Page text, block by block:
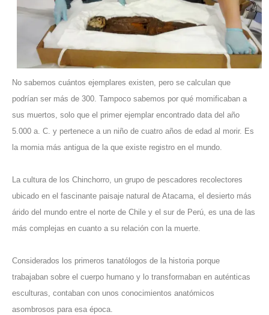
No sabemos cuántos ejemplares existen, pero se calculan que
podrían ser más de 300. Tampoco sabemos por qué momificaban a
sus muertos, solo que el primer ejemplar encontrado data del año
5.000 a. C. y pertenece a un niño de cuatro años de edad al morir. Es
la momia más antigua de la que existe registro en el mundo.
La cultura de los Chinchorro, un grupo de pescadores recolectores
ubicado en el fascinante paisaje natural de Atacama, el desierto más
árido del mundo entre el norte de Chile y el sur de Perú, es una de las
más complejas en cuanto a su relación con la muerte.
Considerados los primeros tanatólogos de la historia porque
trabajaban sobre el cuerpo humano y lo transformaban en auténticas
esculturas, contaban con unos conocimientos anatómicos
asombrosos para esa época.